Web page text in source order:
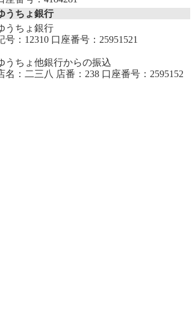
うちょ銀行
うちょ銀行
号：12310 口座番号：25951521
うちょ他銀行からの振込
名：二三八 店番：238 口座番号：2595152